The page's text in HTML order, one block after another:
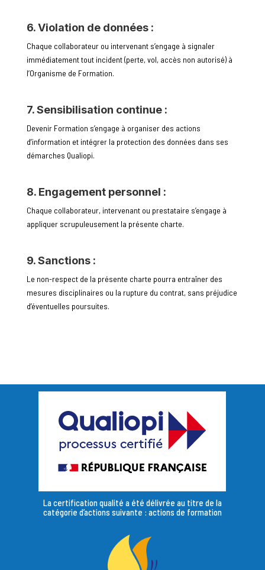
6. Violation de données :
Chaque collaborateur ou intervenant s’engage à signaler
immédiatement tout incident (perte, vol, accès non autorisé) à
l’Organisme de Formation.
7. Sensibilisation continue :
Devenir Formation s’engage à organiser des actions
d’information et intégrer la protection des données dans ses
démarches Qualiopi.
8. Engagement personnel :
Chaque collaborateur, intervenant ou prestataire s’engage à
appliquer scrupuleusement la présente charte.
9. Sanctions :
Le non-respect de la présente charte pourra entraîner des
mesures disciplinaires ou la rupture du contrat, sans préjudice
d’éventuelles poursuites.
La certification qualité a été délivrée au titre de la
catégorie d’actions suivante : actions de formation